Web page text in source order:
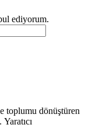
ediyorum.
toplumu dönüştüren